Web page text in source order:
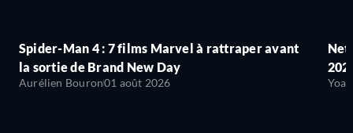
Spider-Man 4 : 7 films Marvel à rattraper avant
la sortie de Brand New Day
Aurélien Bouron01 août 2026